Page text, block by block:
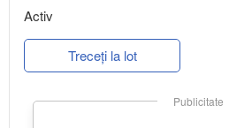
Activ
Treceți la lot
Publicitate